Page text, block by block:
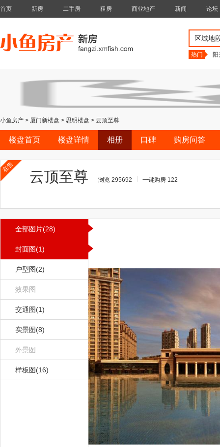
首页 新房 二手房 租房 商业地产 新闻 论坛
区域地
热门
小鱼房产 > 厦门新楼盘 > 思明楼盘 > 云顶至尊
楼盘首页 楼盘详情 相册 口碑 购房问答
在售
云顶至尊 浏览 295692 一键购房 122
全部图片(28)
封面图(1)
户型图(2)
效果图
交通图(1)
实景图(8)
外景图
样板图(16)